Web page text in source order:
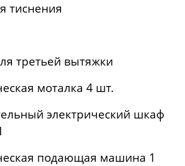
тиснения
третьей вытяжки
моталка 4 шт.
электрический шкаф
подающая машина 1